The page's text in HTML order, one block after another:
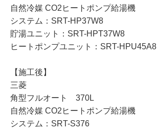
自然冷媒 CO2ヒートポンプ給湯機
システム：SRT-HP37W8
貯湯ユニット：SRT-HPT37W8
ヒートポンプユニット：SRT-HPU45A8
【施工後】
三菱
角型フルオート 370L
自然冷媒 CO2ヒートポンプ給湯機
システム：SRT-S376